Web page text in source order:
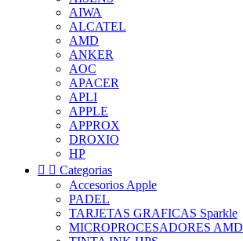
AIWA
ALCATEL
AMD
ANKER
AOC
APACER
APLI
APPLE
APPROX
DROXIO
HP
  Categorias
Accesorios Apple
PADEL
TARJETAS GRAFICAS Sparkle
MICROPROCESADORES AMD